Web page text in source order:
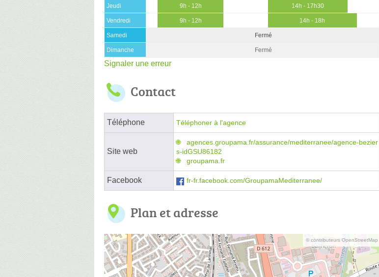
Jeudi 9h - 12h 14h - 17h30
Vendredi 9h - 12h 14h - 18h
Samedi Fermé
Dimanche Fermé
Signaler une erreur
Contact
Téléphone Téléphoner à l'agence
Site web
agences.groupama.fr/assurance/mediterranee/agence-bezier
s-idGSU86182
groupama.fr
Facebook fr-fr.facebook.com/GroupamaMediterranee/
Plan et adresse
© contributeurs OpenStreetMap